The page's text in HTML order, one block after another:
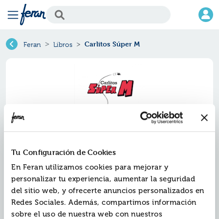
Tu Configuración de Cookies
En Feran utilizamos cookies para mejorar y
personalizar tu experiencia, aumentar la seguridad
del sitio web, y ofrecerte anuncios personalizados en
Redes Sociales. Además, compartimos información
sobre el uso de nuestra web con nuestros
Feran Libros Carlitos Súper M
Carlitos súper m
Ref.ZZO-9253941
ISBN: 9788419253941